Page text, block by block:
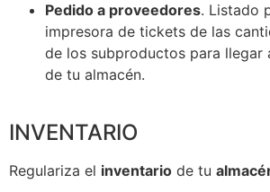
Pedido a proveedores. Listado
impresora de tickets de las
de los subproductos para llegar
de tu almacén.
INVENTARIO
Regulariza el inventario de tu